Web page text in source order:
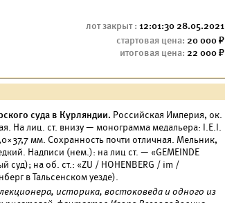
12:01:30 28.05.2021
20 000
22 000
суда в Курляндии. Российская Империя, ок.
На лиц. ст. внизу — монограмма медальера: I.E.I.
мм. Сохранность почти отличная. Мельник,
Надписи (нем.): на лиц ст. — «GEMEINDE
суд); на об. ст.: «ZU / HOHENBERG / im /
в Тальсенском уезде).
историка, востоковеда и одного из